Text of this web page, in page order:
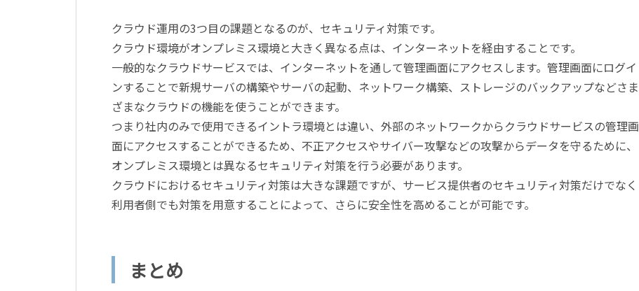
クラウド運用の3つ目の課題となるのが、セキュリティ対策です。
クラウド環境がオンプレミス環境と大きく異なる点は、インターネットを経由することです。
一般的なクラウドサービスでは、インターネットを通して管理画面にアクセスします。管理画面にログイ
ンすることで新規サーバの構築やサーバの起動、ネットワーク構築、ストレージのバックアップなどさま
ざまなクラウドの機能を使うことができます。
つまり社内のみで使用できるイントラ環境とは違い、外部のネットワークからクラウドサービスの管理画
面にアクセスすることができるため、不正アクセスやサイバー攻撃などの攻撃からデータを守るために、
オンプレミス環境とは異なるセキュリティ対策を行う必要があります。
クラウドにおけるセキュリティ対策は大きな課題ですが、サービス提供者のセキュリティ対策だけでなく
利用者側でも対策を用意することによって、さらに安全性を高めることが可能です。
まとめ